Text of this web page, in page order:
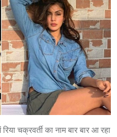
चक्रवर्ती का नाम बार बार आ रहा